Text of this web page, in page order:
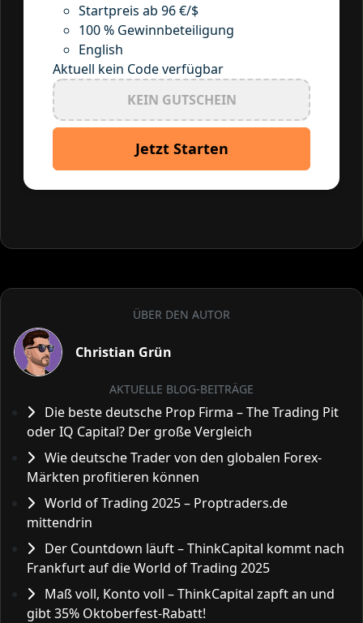
Startpreis ab 96 €/$
100 % Gewinnbeteiligung
English
Aktuell kein Code verfügbar
KEIN GUTSCHEIN
Jetzt Starten
ÜBER DEN AUTOR
Christian Grün
AKTUELLE BLOG-BEITRÄGE
Die beste deutsche Prop Firma – The Trading Pit
oder IQ Capital? Der große Vergleich
Wie deutsche Trader von den globalen Forex-
Märkten profitieren können
World of Trading 2025 – Proptraders.de
mittendrin
Der Countdown läuft – ThinkCapital kommt nach
Frankfurt auf die World of Trading 2025
Maß voll, Konto voll – ThinkCapital zapft an und
gibt 35% Oktoberfest-Rabatt!